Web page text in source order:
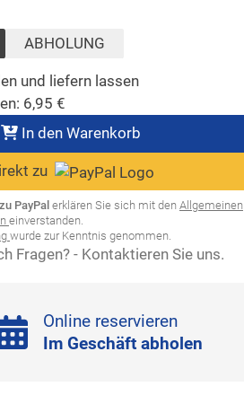
ABHOLUNG
und liefern lassen
6,95 €
In den Warenkorb
zu
PayPal erklären Sie sich mit den Allgemeinen
einverstanden.
wurde zur Kenntnis genommen.
Fragen? - Kontaktieren Sie uns.
Online reservieren
Im Geschäft abholen